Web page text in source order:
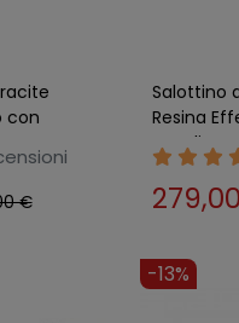
con
€
Salottino
Resina
Tavolino
-13%